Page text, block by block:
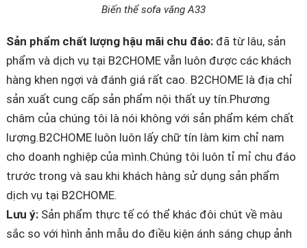
Biến thể sofa văng A33
Sản phẩm chất lượng hậu mãi chu đáo: đã từ lâu, sản
phẩm và dịch vụ tại B2CHOME vẫn luôn được các khách
hàng khen ngợi và đánh giá rất cao. B2CHOME là địa chỉ
sản xuất cung cấp sản phẩm nội thất uy tín.Phương
châm của chúng tôi là nói không với sản phẩm kém chất
lượng.B2CHOME luôn luôn lấy chữ tín làm kim chỉ nam
cho doanh nghiệp của mình.Chúng tôi luôn tỉ mỉ chu đáo
trước trong và sau khi khách hàng sử dụng sản phẩm
dịch vụ tại B2CHOME.
Lưu ý: Sản phẩm thực tế có thể khác đôi chút về màu
sắc so với hình ảnh mẫu do điều kiện ánh sáng chụp ảnh